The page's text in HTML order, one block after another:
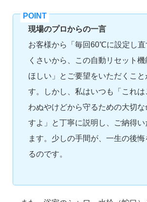
現場のプロからの一言
お客様から「毎回60℃に設定し直
くさいから、この自動リセット機
ほしい」とご要望をいただくこと
す。しかし、私はいつも「これは
わぬやけどから守るための大切
すよ」と丁寧に説明し、ご納得い
ます。少しの手間が、一生の後
るのです。